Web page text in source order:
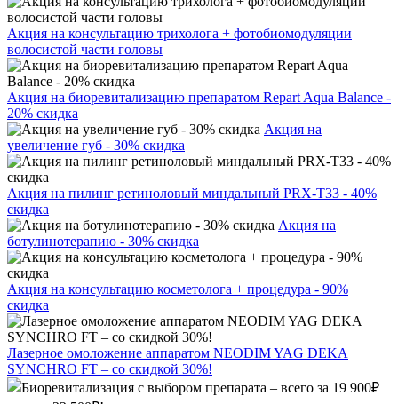
Акция на консультацию трихолога + фотобиомодуляции
волосистой части головы
Акция на биоревитализацию препаратом Repart Aqua Balance -
20% скидка
Акция на
увеличение губ - 30% скидка
Акция на пилинг ретиноловый миндальный PRX-T33 - 40%
скидка
Акция на
ботулинотерапию - 30% скидка
Акция на консультацию косметолога + процедура - 90%
скидка
Лазерное омоложение аппаратом NEODIM YAG DEKA
SYNCHRO FT – со скидкой 30%!